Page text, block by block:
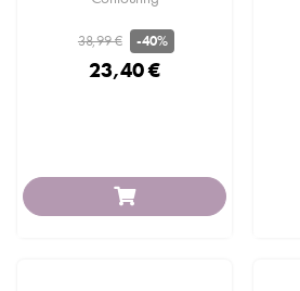
38,99 € -40%
23,40 €